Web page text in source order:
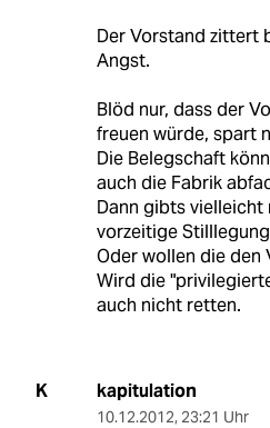
Der Vorstand zittert
Angst.
Blöd nur, dass der
freuen würde, spart
Die Belegschaft
auch die Fabrik
Dann gibts vielleicht
vorzeitige
Oder wollen die den
Wird die
auch nicht retten.
K kapitulation
10.12.2012, 23:21 Uhr